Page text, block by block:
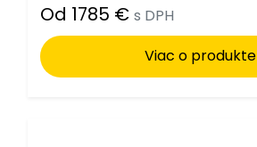
Od 1785 € s DPH
Viac o produkte